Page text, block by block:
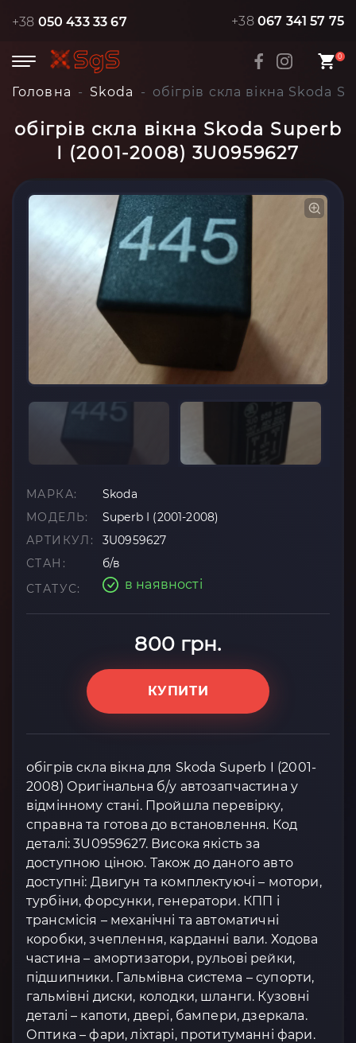
+38 050 433 33 67 +38 067 341 57 75
0
Головна Skoda обігрів скла вікна Skoda
обігрів скла вікна Skoda Superb
I (2001-2008) 3U0959627
МАРКА:
Skoda
МОДЕЛЬ:
Superb I (2001-2008)
АРТИКУЛ:
3U0959627
СТАН:
б/в
СТАТУС:
в наявності
800 грн.
КУПИТИ
обігрів скла вікна для Skoda Superb I (2001-
2008) Оригінальна б/у автозапчастина у
відмінному стані. Пройшла перевірку,
справна та готова до встановлення. Код
деталі: 3U0959627. Висока якість за
доступною ціною. Також до даного авто
доступні: Двигун та комплектуючі – мотори,
турбіни, форсунки, генератори. КПП і
трансмісія – механічні та автоматичні
коробки, зчеплення, карданні вали. Ходова
частина – амортизатори, рульові рейки,
підшипники. Гальмівна система – супорти,
гальмівні диски, колодки, шланги. Кузовні
деталі – капоти, двері, бампери, дзеркала.
Оптика – фари, ліхтарі, протитуманні фари.